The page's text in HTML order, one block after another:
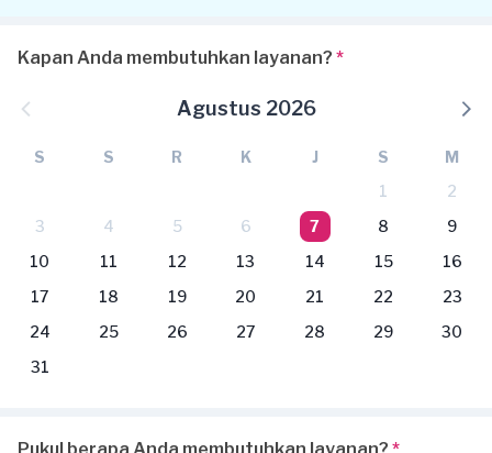
Kapan Anda membutuhkan layanan? *
Agustus 2026
S S R K J S
M
1
2
3
4 5 6 7 8
9
10
11 12 13 14 15
16
17
18 19 20 21 22
23
24
25 26 27 28 29
30
31